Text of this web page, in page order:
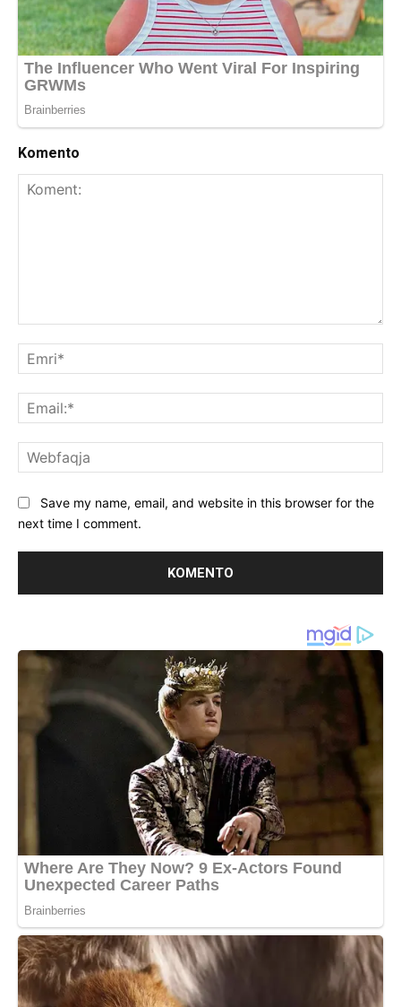
Komento
Save my name, email, and website in this browser for the
next time I comment.